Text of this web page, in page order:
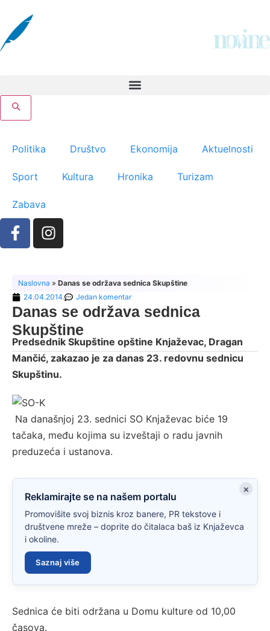
Politika Društvo Ekonomija Aktuelnosti
Sport Kultura Hronika Turizam
Zabava
Naslovna » Danas se održava sednica Skupštine
24.04.2014.
Jedan komentar
Danas se održava sednica
Skupštine
Predsednik Skupštine opštine Knjaževac, Dragan
Mančić, zakazao je za danas 23. redovnu sednicu
Skupštinu.
Na današnjoj 23. sednici SO Knjaževac biće 19
tačaka, među kojima su izveštaji o radu javnih
preduzeća i ustanova.
×
Reklamirajte se na našem portalu
Promovišite svoj biznis kroz banere, PR tekstove i
društvene mreže – doprite do čitalaca baš iz Knjaževca
i okoline.
Saznaj više
Sednica će biti održana u Domu kulture od 10,00
časova.